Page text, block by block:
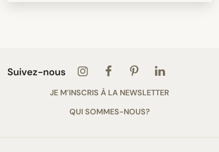
Suivez-nous
JE M’INSCRIS À LA NEWSLETTER
QUI SOMMES-NOUS?